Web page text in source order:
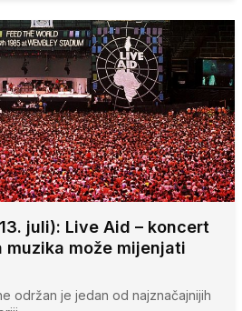
juli): Live Aid – koncert
muzika može mijenjati
održan je jedan od najznačajnijih